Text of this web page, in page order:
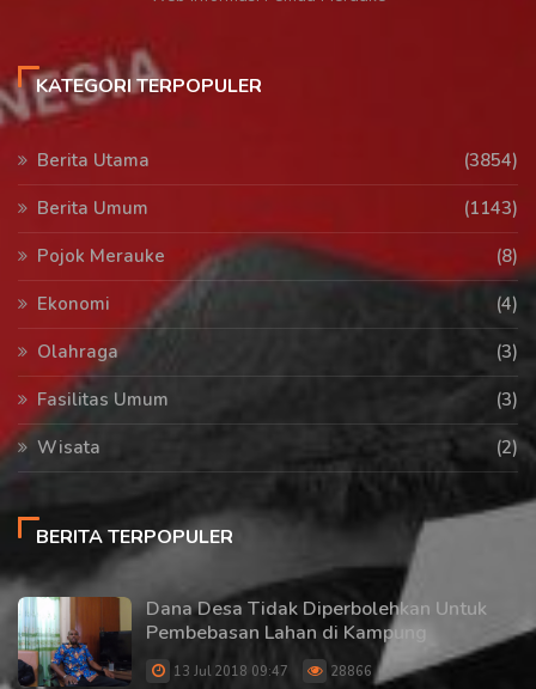
KATEGORI TERPOPULER
Berita Utama
(3854)
Berita Umum
(1143)
Pojok Merauke
(8)
Ekonomi
(4)
Olahraga
(3)
Fasilitas Umum
(3)
Wisata
(2)
BERITA TERPOPULER
Dana Desa Tidak Diperbolehkan Untuk
Pembebasan Lahan di Kampung
13 Jul 2018 09:47 28866